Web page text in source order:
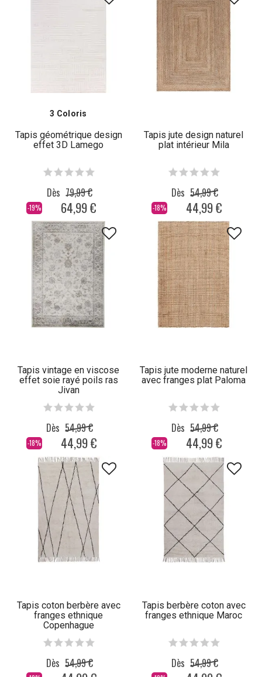
3 Coloris
Tapis géométrique design
effet 3D Lamego
-19%
Dès 79,99 €
64,99 €
Tapis jute design naturel
plat intérieur Mila
-18%
Dès 54,99 €
44,99 €
Tapis vintage en viscose
effet soie rayé poils ras
Jivan
-18%
Dès 54,99 €
44,99 €
Tapis jute moderne naturel
avec franges plat Paloma
-18%
Dès 54,99 €
44,99 €
Tapis coton berbère avec
franges ethnique
Copenhague
Dès 54,99 €
Tapis berbère coton avec
franges ethnique Maroc
Dès 54,99 €